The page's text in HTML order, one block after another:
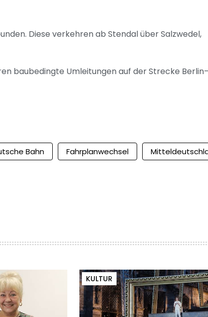
Diese verkehren ab Stendal über Salzwedel,
baubedingte Umleitungen auf der Strecke
Bahn Fahrplanwechsel
KULTUR